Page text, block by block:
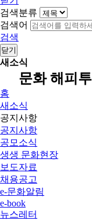
검색분류
검색어
검색
닫기
새소식
문화 해피
홈
새소식
공지사항
공지사항
공모소식
생생 문화현장
보도자료
채용공고
e-문화알림
e-book
뉴스레터